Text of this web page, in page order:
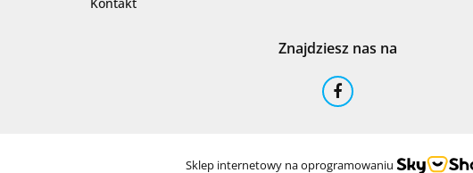
Znajdziesz nas na
Sklep internetowy na oprogramowaniu